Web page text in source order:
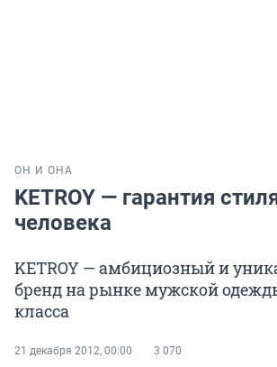
ОН И ОНА
KETROY — гарантия
человека
KETROY — амбициозный и
бренд на рынке мужской
класса
21 декабря 2012, 00:00 3 070